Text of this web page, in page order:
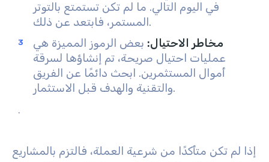
في اليوم التالي. ما لم تكن تستمتع بالتوتر
المستمر، فابتعد عن ذلك.
مخاطر الاحتيال: بعض الرموز المميزة هي
عمليات احتيال صريحة، تم إنشاؤها لسرقة
أموال المستثمرين. ابحث دائمًا عن الفريق
والتقنية والهدف قبل الاستثمار.
.
إذا لم تكن متأكدًا من شرعية العملة، فالتزم بالمشاريع